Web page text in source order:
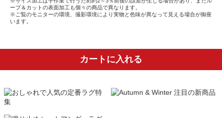
ープ＆カットの表面加工も個々の商品で異なります。
※ご覧のモニターの環境、撮影環境により実物と色味が異なって見える場合が御座
います。
カートに入れる